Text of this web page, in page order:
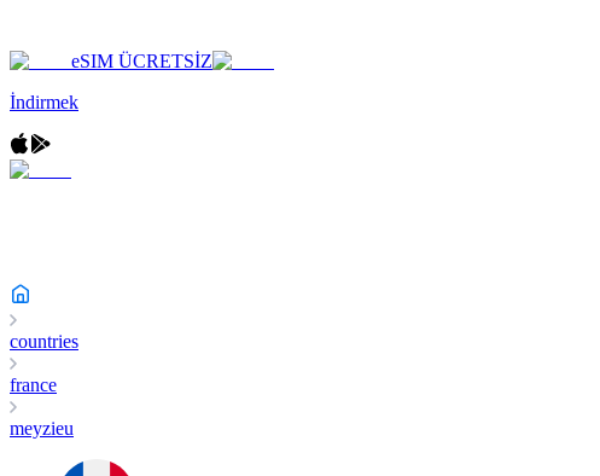
eSIM ÜCRETSİZ
İndirmek
countries
france
meyzieu